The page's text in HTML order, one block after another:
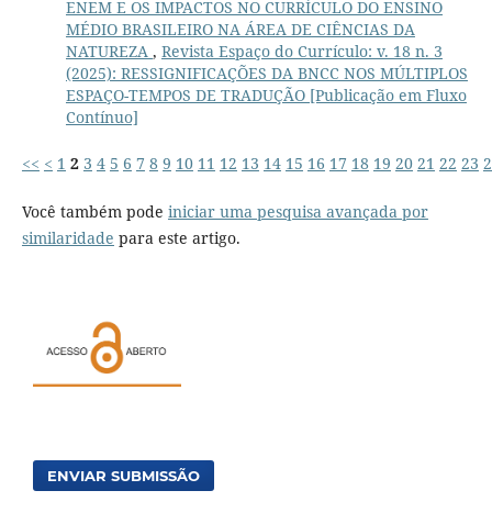
ENEM E OS IMPACTOS NO CURRÍCULO DO ENSINO
MÉDIO BRASILEIRO NA ÁREA DE CIÊNCIAS DA
NATUREZA , Revista Espaço do Currículo: v. 18 n. 3
(2025): RESSIGNIFICAÇÕES DA BNCC NOS MÚLTIPLOS
ESPAÇO-TEMPOS DE TRADUÇÃO [Publicação em Fluxo
Contínuo]
<< < 1 2 3 4 5 6 7 8 9 10 11 12 13 14 15 16 17 18 19 20 21 22 23
Você também pode iniciar uma pesquisa avançada por
similaridade para este artigo.
ENVIAR SUBMISSÃO